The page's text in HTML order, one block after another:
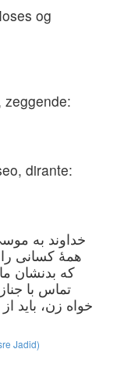
og
zeggende:
dirante:
خداوند به
همهٔ کسانی
که بدنشان
تماس با
خواه زن، باید
Jadid)